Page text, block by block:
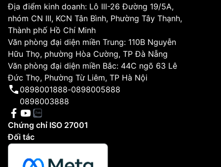
Địa điểm kinh doanh: Lô III-26 Đường 19/5A,
nhóm CN III, KCN Tân Bình, Phường Tây Thạnh,
Thành phố Hồ Chí Minh
Văn phòng đại diện miền Trung: 110B Nguyễn
Hữu Thọ, phường Hòa Cường, TP Đà Nẵng
Văn phòng đại diện miền Bắc: 44C ngõ 63 Lê
Đức Thọ, Phường Từ Liêm, TP Hà Nội
0898001888-0898005888
0898003888
Chứng chỉ ISO 27001
Đối tác